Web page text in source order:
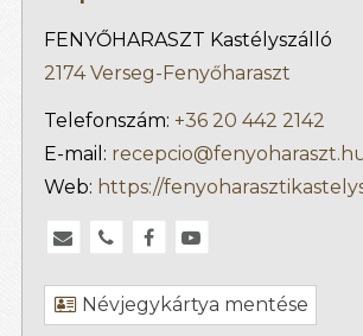
FENYŐHARASZT Kastélyszálló
2174 Verseg-Fenyőharaszt
Telefonszám: +36 20 442 2142
E-mail:
Web: https://
Névjegykártya mentése